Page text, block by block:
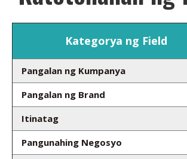
Kategorya ng Field
Pangalan ng Kumpanya
Pangalan ng Brand
Itinatag
Pangunahing Negosyo